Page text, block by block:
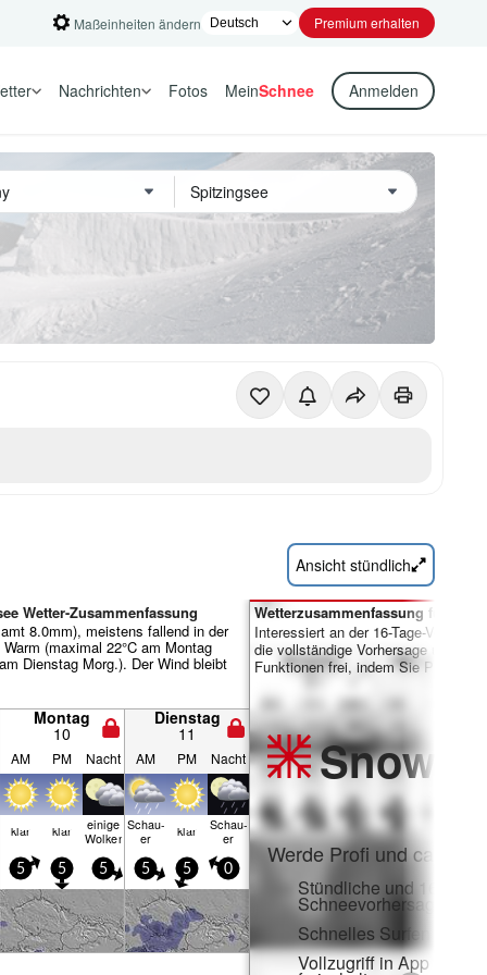
Maßeinheiten ändern Premium erhalten
Nachrichten Fotos MeinSchnee Anmelden
Ansicht stündlich
Wetter-Zusammenfassung
8.0mm), meistens fallend in der
(maximal 22°C am Montag
Dienstag Morg.). Der Wind bleibt
Montag
10
Dienstag
11
AM PM Nacht AM PM Nacht
klar klar einige
Wolken
Schau­
er klar Schau­
er
5 5 5 5 5 0
Wetterzusammenfassung für Tage
Interessiert an der 16-Tage-
die vollständige Vorhersage und
Funktionen frei, indem Sie Pro-
Snow
Werde Profi und carve
Stündliche und 16-Tage-
Schneevorhersagen
Schnelles Surfen ohne
Vollzugriff in App und